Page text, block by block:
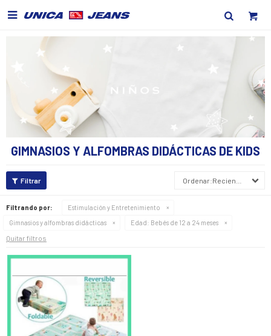

GIMNASIOS Y ALFOMBRAS DIDÁCTICAS DE KIDS
Recientes
Filtrando por:
Estimulación y Entretenimiento
Gimnasios y alfombras didácticas
Edad: Bebés de 12 a 24 meses
Quitar filtros